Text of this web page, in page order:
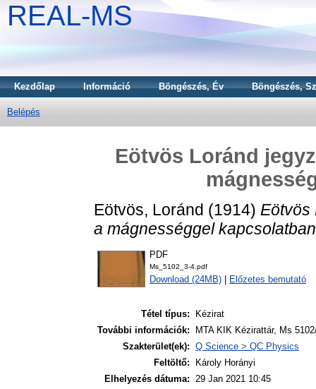
REAL-MS
Kezdőlap Információ Böngészés, Év Böngészés,
Belépés
Eötvös Loránd
Eötvös, Loránd (1914) Eötvös
a mágnességgel
PDF
Ms_5102_3-4.pdf
Download (24MB) Előzetes bemutató
Tétel típus:
Kézirat
További információk:
MTA KIK Kézirattár, Ms
Szakterület(ek): Q Science > QC Physics
Feltöltő:
Károly Horányi
Elhelyezés dátuma: 29 Jan 2021 10:45